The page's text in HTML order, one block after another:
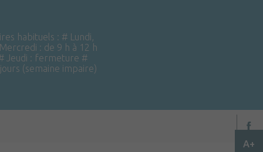
habituels : # Lundi,
: de 9 h à 12 h
Jeudi : fermeture #
(semaine impaire)
A+